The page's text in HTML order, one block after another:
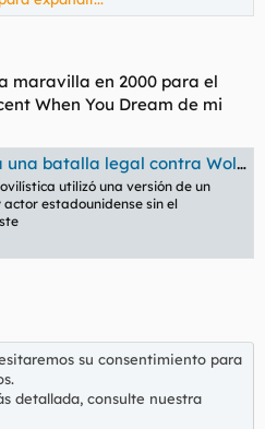
maravilla en 2000 para el
When You Dream de mi
contra Wolkswagen-Audi en España | Actualidad | LOS40
utilizó una versión de un
estadounidense sin el
su consentimiento para
detallada, consulte nuestra